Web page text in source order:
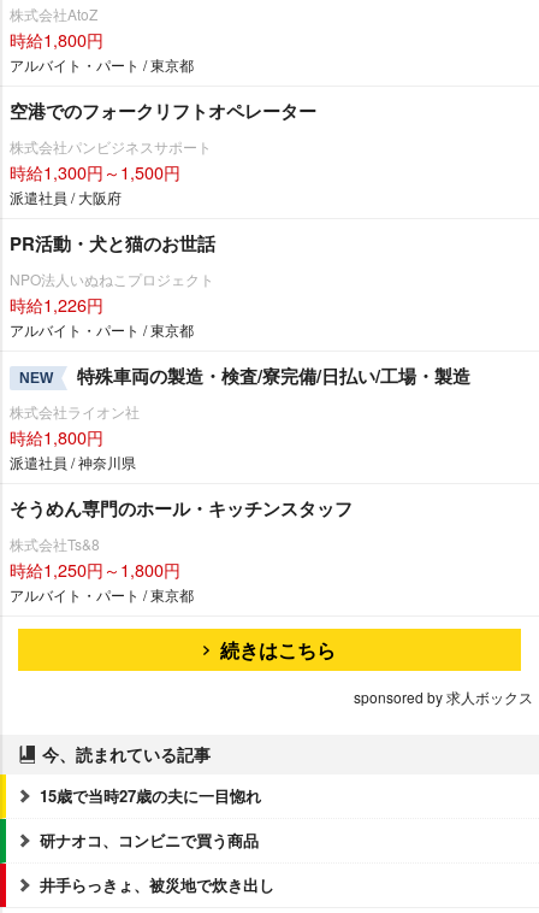
株式会社AtoZ
時給1,800円
アルバイト・パート / 東京都
空港でのフォークリフトオペレーター
株式会社パンビジネスサポート
時給1,300円～1,500円
派遣社員 / 大阪府
PR活動・犬と猫のお世話
NPO法人いぬねこプロジェクト
時給1,226円
アルバイト・パート / 東京都
NEW 特殊車両の製造・検査/寮完備/日払い/工場・製造
株式会社ライオン社
時給1,800円
派遣社員 / 神奈川県
そうめん専門のホール・キッチンスタッフ
株式会社Ts&8
時給1,250円～1,800円
アルバイト・パート / 東京都
続きはこちら
sponsored by 求人ボックス
今、読まれている記事
15歳で当時27歳の夫に一目惚れ
研ナオコ、コンビニで買う商品
井手らっきょ、被災地で炊き出し